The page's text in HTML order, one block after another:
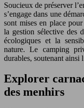
Soucieux de préserver
s’engage dans une
sont mises en place
la gestion sélective des
écologiques et la
nature. Le camping
durables, soutenant ainsi
Explorer
des menhirs